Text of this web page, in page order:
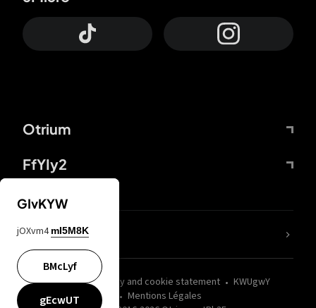
Otrium
FfYIy2
wZQPfd Privacy and cookie statement
KWUgwY
Mentions Légales
nLC6tu
GIvKYW
jOXvm4 mI5M8K
BMcLyf
gEcwUT